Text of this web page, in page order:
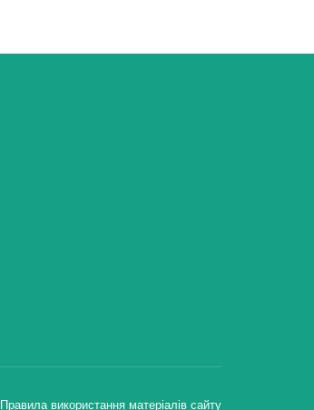
Правила використання матеріалів сайту